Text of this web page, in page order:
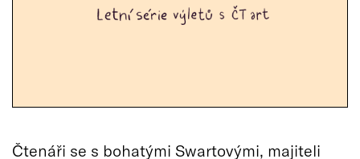
Čtenáři se s bohatými Swartovými, majiteli